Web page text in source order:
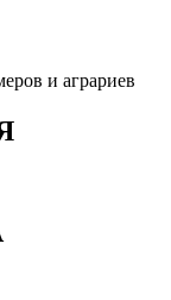
и аграриев